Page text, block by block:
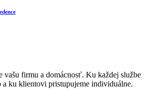
vašu firmu a domácnosť. Ku každej službe
a ku klientovi pristupujeme individuálne.